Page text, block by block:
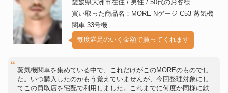
愛媛県大洲市在住 / 男性 / 50代のお客様
買い取った商品名：MORE Nゲージ C53 蒸気機
関車 33号機
毎度満足のいく金額で買ってくれます
蒸気機関車を集めている中で、これだけがこのMOREのものでし
た。いつ購入したのかもう覚えていませんが、今回整理対象にし
てこの買取店を宅配で利用しました。これまでに何度か同様に鉄